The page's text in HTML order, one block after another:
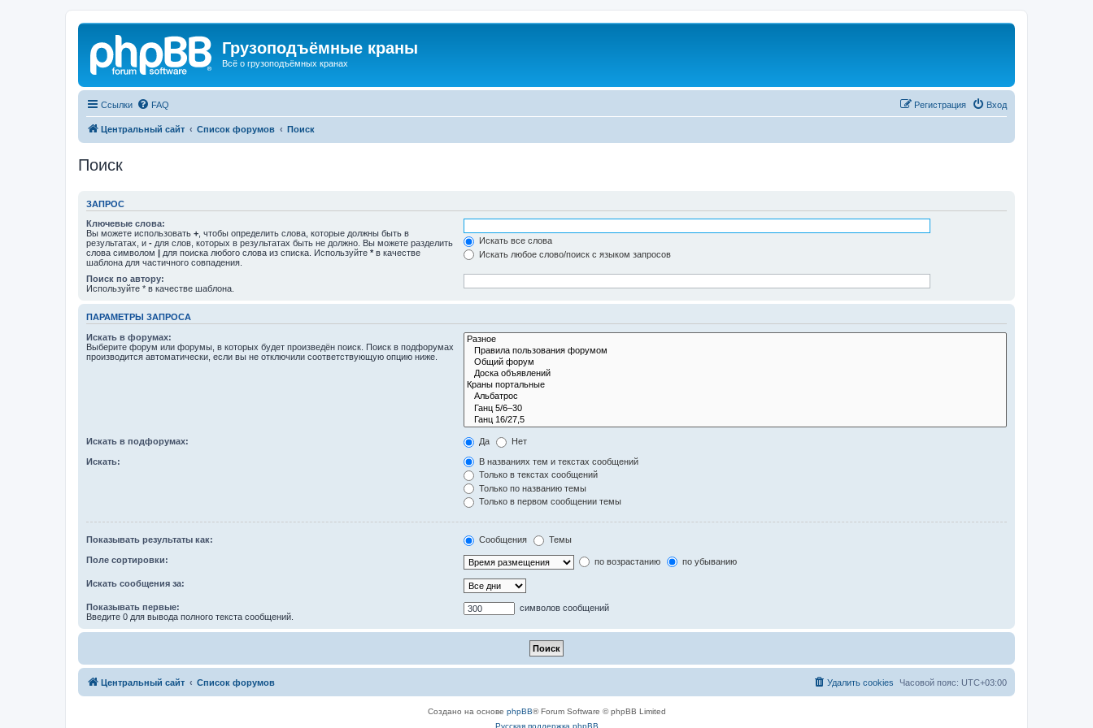
Грузоподъёмные краны
Всё о грузоподъёмных кранах
Ссылки FAQ Вход
Регистрация
Центральный сайт Список форумов Поиск
Поиск
ЗАПРОС
Ключевые слова:
Вы можете использовать + , чтобы определить слова, которые должны быть в
результатах, и - для слов, которых в результатах быть не должно. Вы можете разделить
слова символом | для поиска любого слова из списка. Используйте * в качестве
шаблона для частичного совпадения.
Искать все слова
Искать любое слово/поиск с языком запросов
Поиск по автору:
Используйте * в качестве шаблона.
ПАРАМЕТРЫ ЗАПРОСА
Искать в форумах:
Выберите форум или форумы, в которых будет произведён поиск. Поиск в подфорумах
производится автоматически, если вы не отключили соответствующую опцию ниже.
Искать в подфорумах: Да Нет
Искать:
В названиях тем и текстах сообщений
Только в текстах сообщений
Только по названию темы
Только в первом сообщении темы
Показывать результаты как: Сообщения Темы
Поле сортировки: по возрастанию по убыванию
Искать сообщения за:
Показывать первые:
Введите 0 для вывода полного текста сообщений.
символов сообщений
Центральный сайт Список форумов Часовой пояс: UTC+03:00
Удалить cookies
Создано на основе phpBB® Forum Software © phpBB Limited
Русская поддержка phpBB